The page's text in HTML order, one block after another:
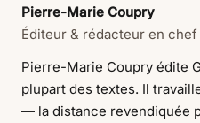
Pierre-Marie Coupry
Éditeur & rédacteur en chef
Pierre-Marie Coupry édite
plupart des textes. Il
— la distance revendiquée